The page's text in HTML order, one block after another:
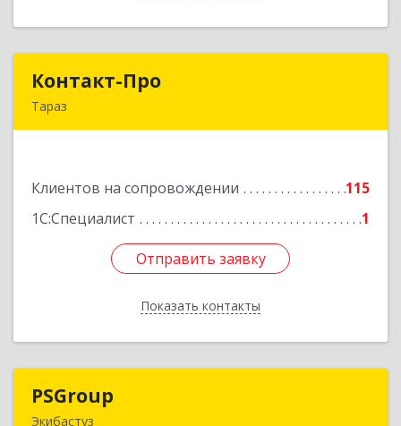
Контакт-Про
Тараз
Клиентов на сопровождении
115
1С:Специалист
1
Отправить заявку
Показать контакты
Отправить заявку
Назад
PSGroup
Экибастуз